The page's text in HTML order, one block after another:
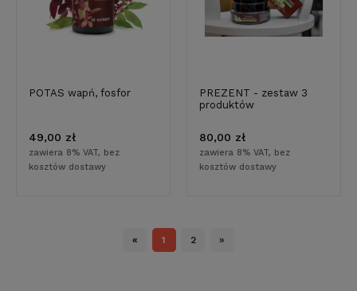
POTAS wapń, fosfor
49,00 zł
zawiera 8% VAT, bez
kosztów dostawy
PREZENT - zestaw 3
produktów
80,00 zł
zawiera 8% VAT, bez
kosztów dostawy
« 1 2 »